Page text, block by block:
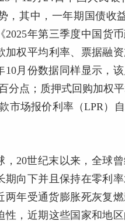
其中，一年期国债收
年第三季度中国货
权平均利率、票据融
月份数据同样显示，
分点；质押式回购加权
市场报价利率（LPR）
20世纪末以来，全球
向下并且保持在零利
年受通货膨胀死灰复
，近期这些国家和地